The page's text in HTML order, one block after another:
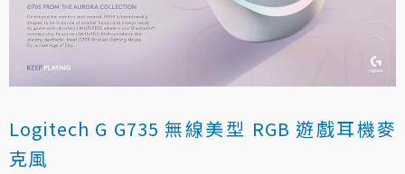
Logitech G G735 無線美型 RGB 遊戲耳機麥
克風